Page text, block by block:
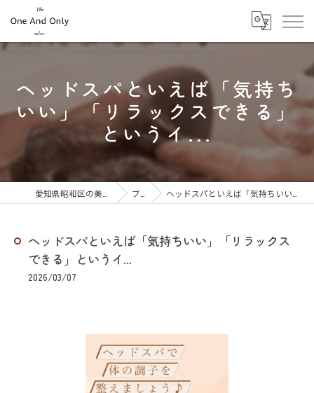
ヘッドスパといえば「気持ち
いい」「リラックスできる」
というイ...
ブログ ヘッドスパといえば「気持ちいい」「リラックスできる」というイ...
ヘッドスパといえば「気持ちいい」「リラックス
できる」というイ...
2026/03/07